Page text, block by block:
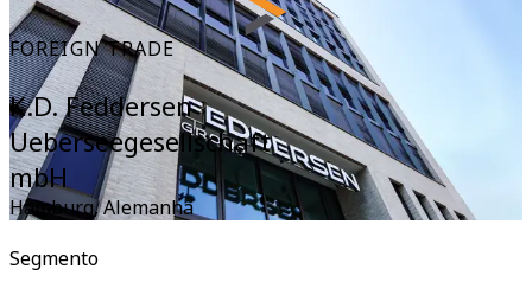
FOREIGN TRADE
K.D. Feddersen
Ueberseegesellschaft
mbH
Hamburg,Alemanha
Segmento